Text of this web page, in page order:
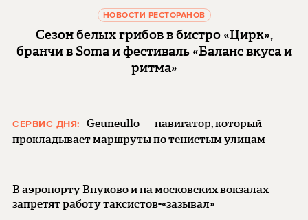
НОВОСТИ РЕСТОРАНОВ
Сезон белых грибов в бистро «Цирк»,
бранчи в Soma и фестиваль «Баланс вкуса и
ритма»
СЕРВИС ДНЯ:
Geuneullo — навигатор, который
прокладывает маршруты по тенистым улицам
В аэропорту Внуково и на московских вокзалах
запретят работу таксистов-«зазывал»